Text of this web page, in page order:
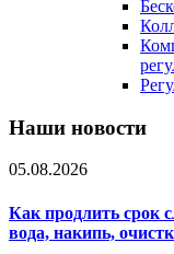
Наши новости
05.08.2026
Как продлить срок
вода, накипь,